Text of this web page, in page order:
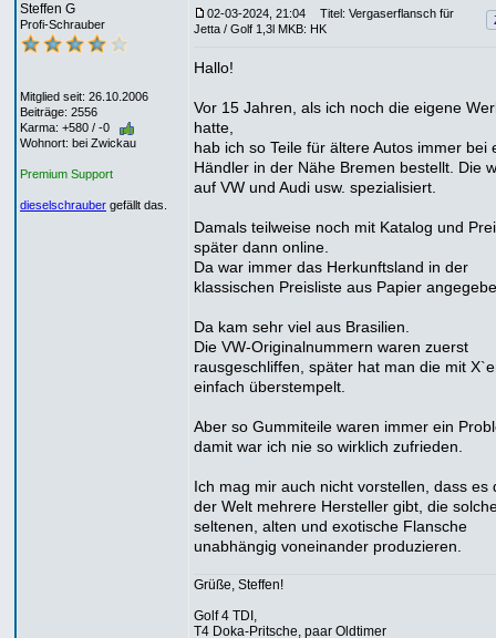
Steffen G
Profi-Schrauber
Mitglied seit: 26.10.2006
Beiträge: 2556
Karma: +580 / -0
Wohnort: bei Zwickau
Premium Support
dieselschrauber gefällt das.
02-03-2024, 21:04
Titel: Vergaserflansch für
Jetta / Golf 1,3l MKB: HK
Hallo!
Vor 15 Jahren, als ich noch die eigene
hatte,
hab ich so Teile für ältere Autos immer bei
Händler in der Nähe Bremen bestellt. Die
auf VW und Audi usw. spezialisiert.
Damals teilweise noch mit Katalog und
später dann online.
Da war immer das Herkunftsland in der
klassischen Preisliste aus Papier
Da kam sehr viel aus Brasilien.
Die VW-Originalnummern waren zuerst
rausgeschliffen, später hat man die mit
einfach überstempelt.
Aber so Gummiteile waren immer ein
damit war ich nie so wirklich zufrieden.
Ich mag mir auch nicht vorstellen, dass es
der Welt mehrere Hersteller gibt, die
seltenen, alten und exotische Flansche
unabhängig voneinander produzieren.
Grüße, Steffen!
Golf 4 TDI,
T4 Doka-Pritsche, paar Oldtimer